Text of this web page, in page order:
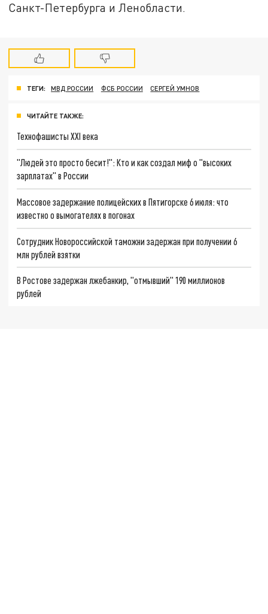
Санкт-Петербурга и Ленобласти.
ТЕГИ: МВД РОССИИ ФСБ РОССИИ СЕРГЕЙ УМНОВ
ЧИТАЙТЕ ТАКЖЕ:
Технофашисты XXI века
"Людей это просто бесит!": Кто и как создал миф о "высоких
зарплатах" в России
Массовое задержание полицейских в Пятигорске 6 июля: что
известно о вымогателях в погонах
Сотрудник Новороссийской таможни задержан при получении 6
млн рублей взятки
В Ростове задержан лжебанкир, "отмывший" 190 миллионов
рублей